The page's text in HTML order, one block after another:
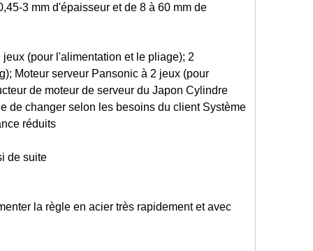
3 mm d'épaisseur et de 8 à 60 mm de
(pour l'alimentation et le pliage); 2
Moteur serveur Pansonic à 2 jeux (pour
de moteur de serveur du Japon Cylindre
de changer selon les besoins du client Système
réduits
de suite
la règle en acier très rapidement et avec